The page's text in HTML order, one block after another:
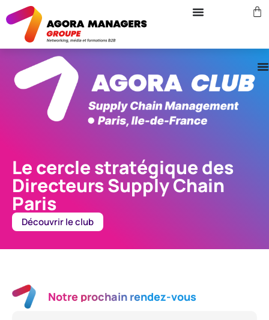
Le cercle stratégique des
Directeurs Supply Chain
Paris
Découvrir le club
Notre prochain rendez-vous